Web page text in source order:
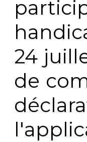
24
de